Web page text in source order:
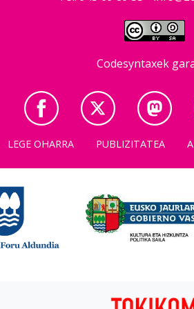
Codesyntaxek
LEGE OHARRA PUBLIZITATEA